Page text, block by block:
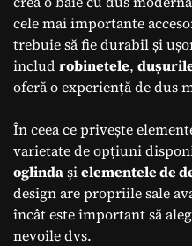
cele mai importante
trebuie să fie durabil și
includ robinetele,
oferă o experiență de dus
În ceea ce privește
varietate de opțiuni
oglindașielementele de
design are propriile sale
încât este important să
nevoile dvs.